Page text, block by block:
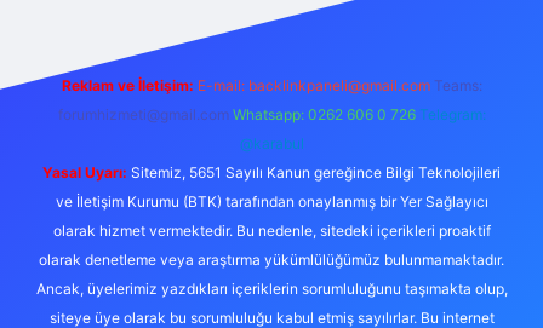
Reklam ve İletişim: E-mail: backlinkpaneli@gmail.com Teams:
forumhizmeti@gmail.com Whatsapp: 0262 606 0 726 Telegram:
@karabul
Yasal Uyarı: Sitemiz, 5651 Sayılı Kanun gereğince Bilgi Teknolojileri
ve İletişim Kurumu (BTK) tarafından onaylanmış bir Yer Sağlayıcı
olarak hizmet vermektedir. Bu nedenle, sitedeki içerikleri proaktif
olarak denetleme veya araştırma yükümlülüğümüz bulunmamaktadır.
Ancak, üyelerimiz yazdıkları içeriklerin sorumluluğunu taşımakta olup,
siteye üye olarak bu sorumluluğu kabul etmiş sayılırlar. Bu internet